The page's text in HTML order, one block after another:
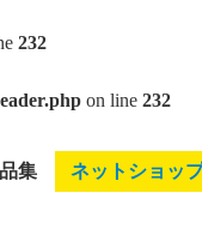
232
on line 232
集 ネットショッ